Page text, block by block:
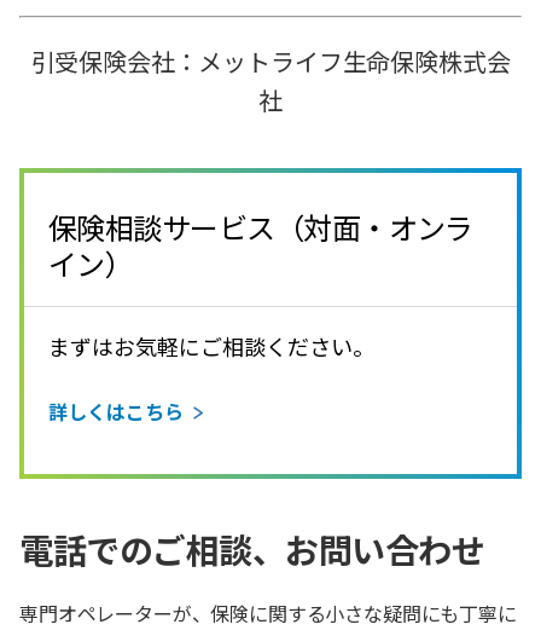
引受保険会社：メットライフ生命保険株式会
社
保険相談サービス（対面・オンラ
イン）
まずはお気軽にご相談ください。
詳しくはこちら
電話でのご相談、お問い合わせ
専門オペレーターが、保険に関する小さな疑問にも丁寧に